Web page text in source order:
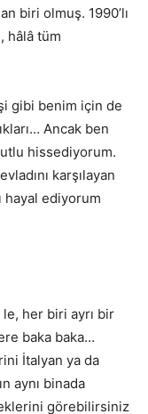
biri olmuş. 1990’lı
hâlâ tüm
gibi benim için de
Ancak ben
hissediyorum.
karşılayan
hayal ediyorum
her biri ayrı bir
baka baka…
İtalyan ya da
aynı binada
görebilirsiniz